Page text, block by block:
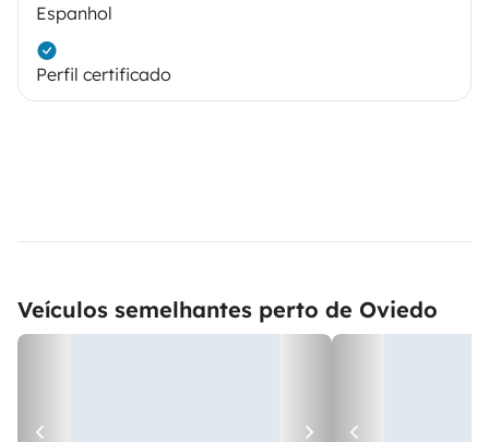
Espanhol
Perfil certificado
Veículos semelhantes perto de Oviedo